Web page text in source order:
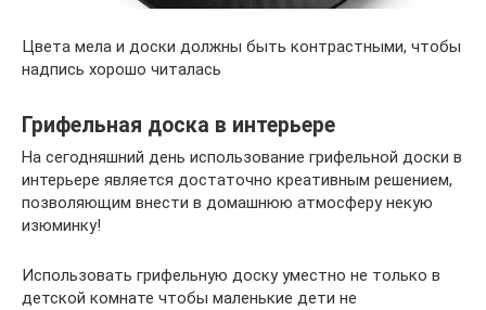
Цвета мела и доски должны быть контрастными, чтобы
надпись хорошо читалась
Грифельная доска в интерьере
На сегодняшний день использование грифельной доски в
интерьере является достаточно креативным решением,
позволяющим внести в домашнюю атмосферу некую
изюминку!
Использовать грифельную доску уместно не только в
детской комнате чтобы маленькие дети не